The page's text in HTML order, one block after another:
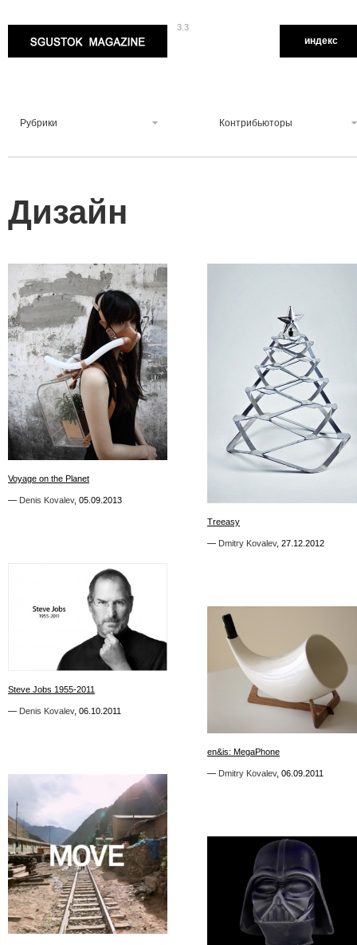
3.3
индекс
Рубрики Контрибьюторы
Дизайн
Voyage on the Planet
— Denis Kovalev, 05.09.2013
5
Voyage on the Planet
— Denis Kovalev, 05.09.2013
Treeasy
— Dmitry Kovalev, 27.12.2012
Treeasy
— Dmitry Kovalev, 27.12.2012
Steve Jobs 1955-2011
— Denis Kovalev, 06.10.2011
Steve Jobs 1955-2011
— Denis Kovalev, 06.10.2011
en&is: MegaPhone
— Dmitry Kovalev, 06.09.2011
en&is: MegaPhone
— Dmitry Kovalev, 06.09.2011
0